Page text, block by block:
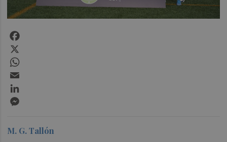
M. G. Tallón